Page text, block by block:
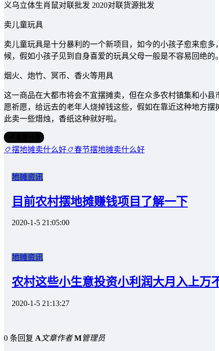
义乌立体生肖鼠对联批发 2020对联货源批发
卖儿童玩具
卖儿童玩具是十分暴利的一个新项目，如今的小孩子愈来愈
候，假如小孩子见到自身喜爱的玩具父母一般是不容易回绝
烟火、炮竹、冥币、香火等用具
这一商品在大都市将会不宜摆摊卖，但在众多农村镇集和小
愿祈愿，给远去的老年人烧掉钱这些，假如在靠近这种地方
此卖一些焟烛，香纸这种就好啦。
摆地摊卖什么好 春节摆地摊卖什么好
地摊资讯
目前农村摆地摊赚钱项目了解一下
2020-1-5 21:05:00
地摊资讯
农村这些小生意投资小利润大月入上万
2020-1-5 21:13:27
0 条回复 A 文章作者 M管理员